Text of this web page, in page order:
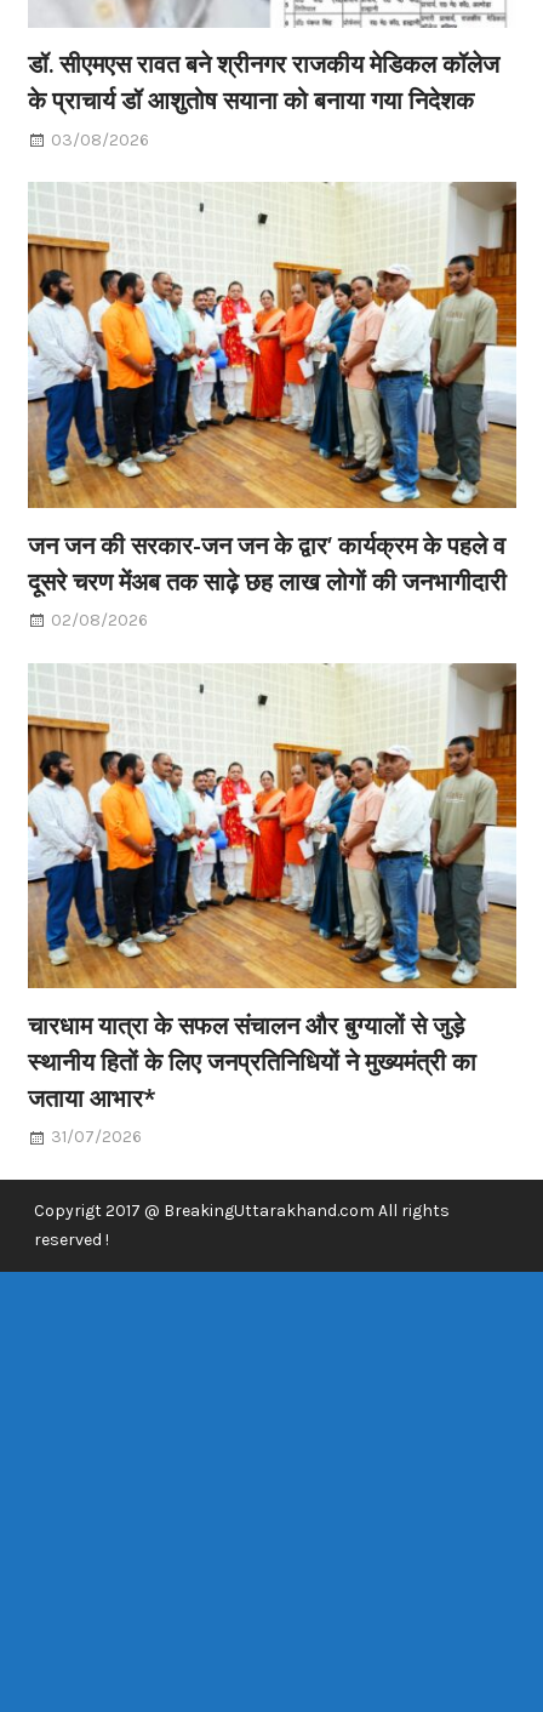
डॉ. सीएमएस रावत बने श्रीनगर राजकीय मेडिकल कॉलेज
के प्राचार्य डॉ आशुतोष सयाना को बनाया गया निदेशक
03/08/2026
जन जन की सरकार-जन जन के द्वार’ कार्यक्रम के पहले व
दूसरे चरण मेंअब तक साढ़े छह लाख लोगों की जनभागीदारी
02/08/2026
चारधाम यात्रा के सफल संचालन और बुग्यालों से जुड़े
स्थानीय हितों के लिए जनप्रतिनिधियों ने मुख्यमंत्री का
जताया आभार*
31/07/2026
Copyrigt 2017 @ BreakingUttarakhand.com All rights
reserved !